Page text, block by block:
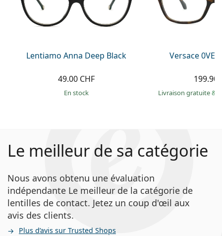
Lentiamo Anna Deep Black
49.00 CHF
en stock
Versace
199.90
Livraison gratuite&
Le meilleur de sa catégorie
Nous avons obtenu une évaluation
indépendante Le meilleur de la catégorie de
lentilles de contact. Jetez un coup d'œil aux
avis des clients.
Plus d’avis sur Trusted Shops